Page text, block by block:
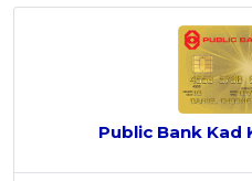
Pengurusan Kewangan
Pinjaman Perumahan
Pinjaman KeretaPublic Bank Kad